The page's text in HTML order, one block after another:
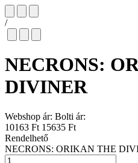
/
NECRONS:
DIVINER
Webshop ár: Bolti ár:
10163 Ft 15635 Ft
Rendelhető
NECRONS: ORIKAN THE